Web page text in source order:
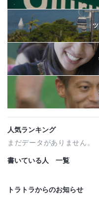
人気ランキング
まだデータがありません。
書いている人 一覧
トラトラからのお知らせ